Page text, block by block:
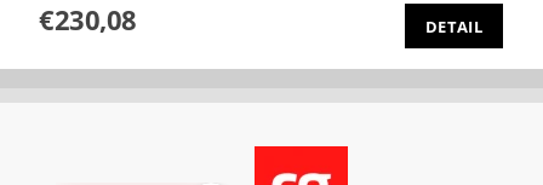
€230,08 DETAIL